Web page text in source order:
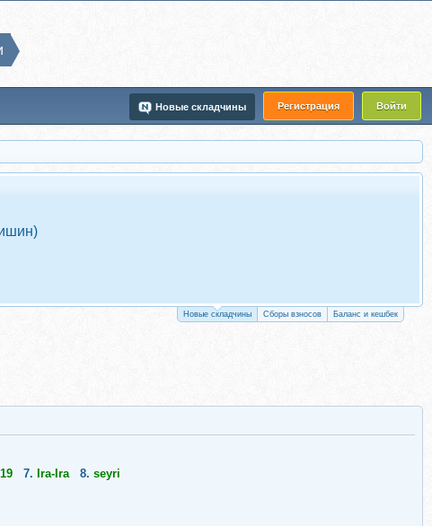
Регистрация Войти
Новые складчины
Новые складчины Сборы взносов Баланс и кешбек
7. Ira-Ira 8. seyri